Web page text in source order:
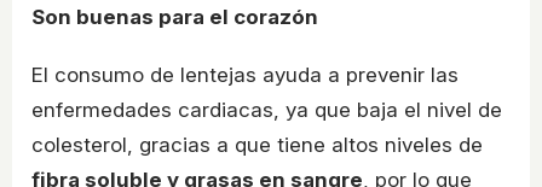
Son buenas para el corazón
El consumo de lentejas ayuda a prevenir las
enfermedades cardiacas, ya que baja el nivel de
colesterol, gracias a que tiene altos niveles de
fibra soluble y grasas en sangre , por lo que